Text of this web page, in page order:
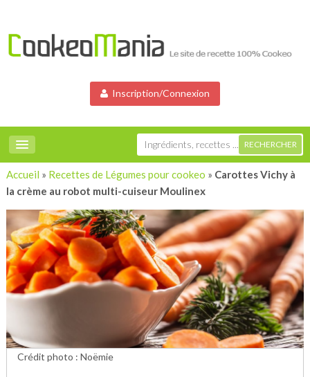
Inscription/Connexion
Accueil » Recettes de Légumes pour cookeo » Carottes Vichy à
la crème au robot multi-cuiseur Moulinex
Crédit photo : Noëmie